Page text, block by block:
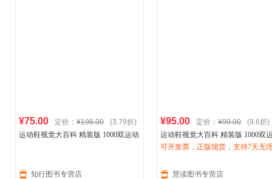
¥75.00 定价： ¥198.00
(3.79折)
运动鞋视觉大百科 精装版 1000双运动
知行图书专营店
¥95.00 定价： ¥99.00
(9.6折)
运动鞋视觉大百科 精装版 1000双
鞋图片 运动鞋文化 运动明星故事
可开发票，正版现货，支持7天无
慧读图书专营店